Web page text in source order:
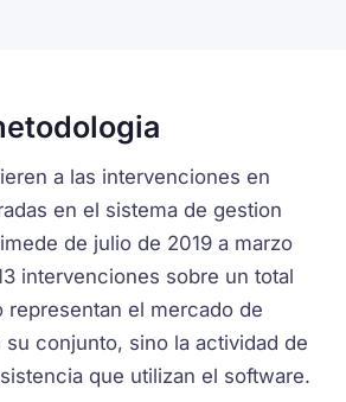
a las intervenciones en
en el sistema de gestion
de julio de 2019 a marzo
intervenciones sobre un total
representan el mercado de
su conjunto, sino la actividad de
que utilizan el software.